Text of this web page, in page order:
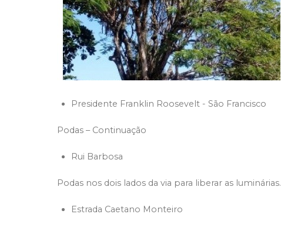
Presidente Franklin Roosevelt - São Francisco
Podas – Continuação
Rui Barbosa
Podas nos dois lados da via para liberar as luminárias.
Estrada Caetano Monteiro